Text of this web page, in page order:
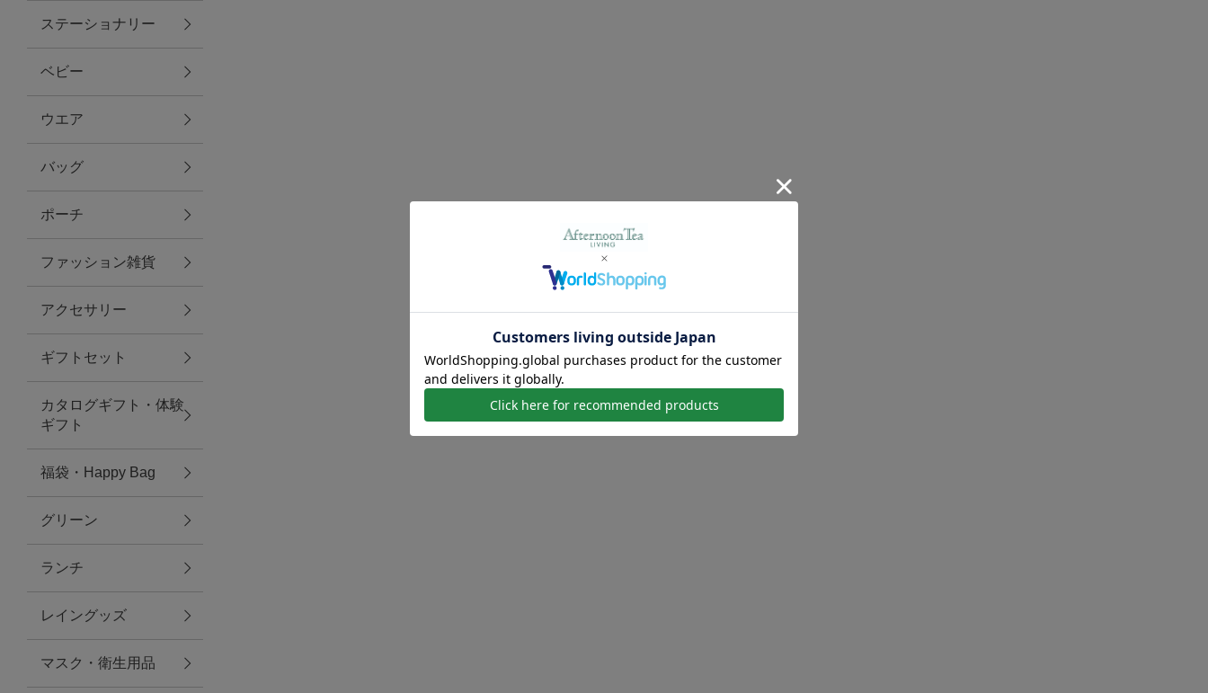
ファブリック
グリーン
バス＆ビューティー
バス＆ビューティー
タオル
ウエア＆バッグ
ウエア
レイングッズ
アクセサリー
ファッション雑貨
ファッショングッズ
スマホケース・アクセサリー
ステーショナリー
ベビー
ウエア
バッグ
ポーチ
ファッション雑貨
アクセサリー
ギフトセット
カタログギフト・体験
ギフト
福袋・Happy Bag
グリーン
ランチ
レイングッズ
マスク・衛生用品